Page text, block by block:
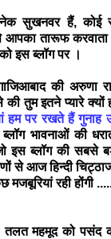
सुखनवर हैं, कोई
तारूफ करवाता
इस ब्लॉग पर ।
की अरुणा
तुम इतने प्यारे
हम पर रखते हैं गुनाह
भावनाओं की
ब्लॉग की सबसे
से आज हिन्दी
रही होंगी
तलत महमूद को पसंद